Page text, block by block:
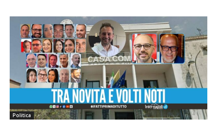
Politica